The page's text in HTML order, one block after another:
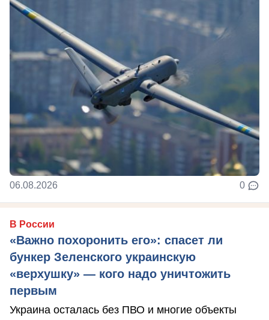
06.08.2026 0
В России
«Важно похоронить его»: спасет ли
бункер Зеленского украинскую
«верхушку» — кого надо уничтожить
первым
Украина осталась без ПВО и многие объекты